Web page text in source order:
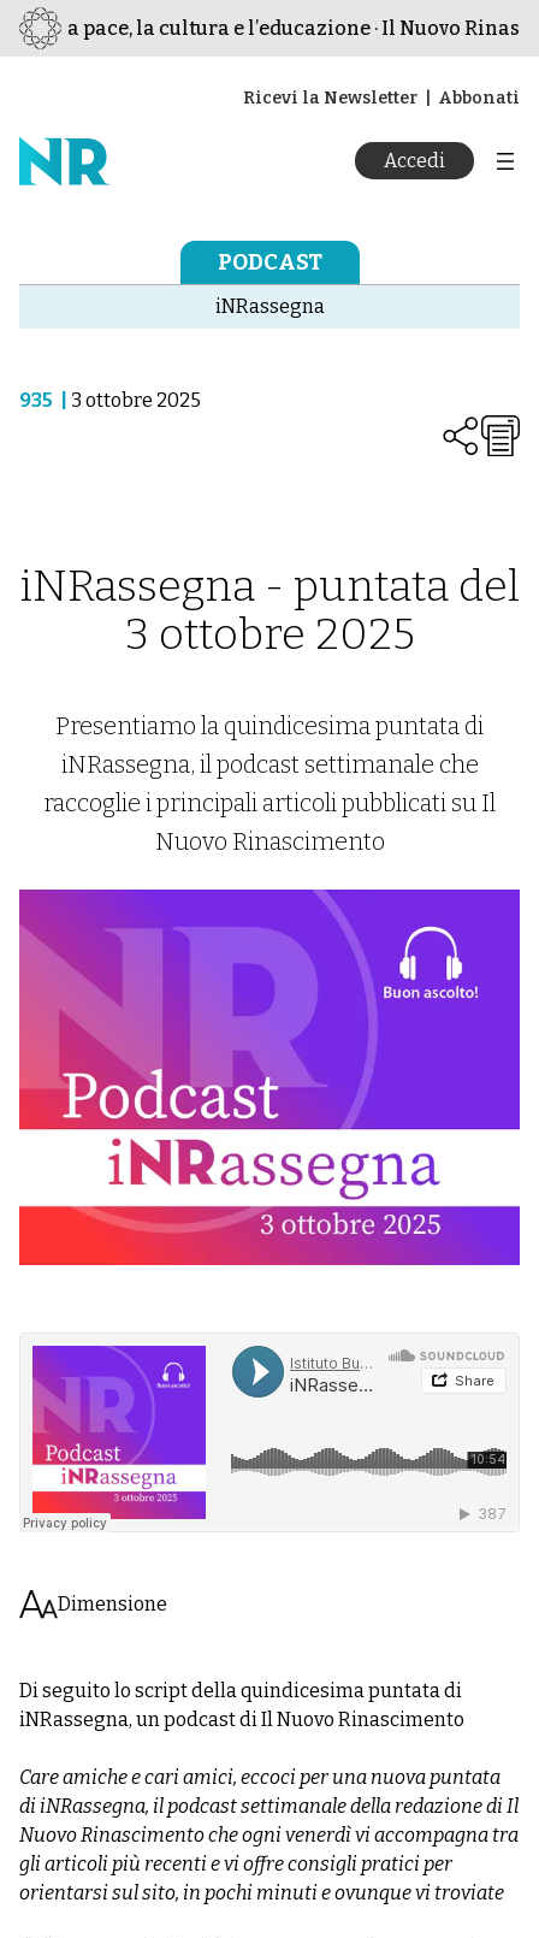
la pace, la cultura e l’educazione · Il Nuovo
Ricevi la Newsletter Abbonati
Accedi
PODCAST
iNRassegna
935 3 ottobre 2025
iNRassegna - puntata del
3 ottobre 2025
Presentiamo la quindicesima puntata di
iNRassegna, il podcast settimanale che
raccoglie i principali articoli pubblicati su Il
Nuovo Rinascimento
Dimensione
Di seguito lo script della quindicesima puntata di
iNRassegna, un podcast di Il Nuovo Rinascimento
Care amiche e cari amici, eccoci per una nuova puntata
di iNRassegna, il podcast settimanale della redazione di Il
Nuovo Rinascimento che ogni venerdì vi accompagna tra
gli articoli più recenti e vi offre consigli pratici per
orientarsi sul sito, in pochi minuti e ovunque vi troviate